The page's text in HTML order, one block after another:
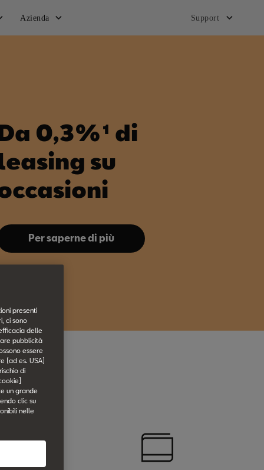
Azienda Support
IBIZA
Il tuo stile di vita. La tua Ibiza. Goditi adesso
leasing al 0%.*
Scopri ora
presenti
ci sono
delle
pubblicità
essere
(ad es. USA)
di
un grande
clic su
nelle